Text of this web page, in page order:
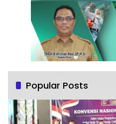
Popular Posts